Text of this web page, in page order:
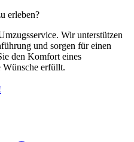
erleben?
Wir unterstützen
und sorgen für einen
den Komfort eines
Wünsche erfüllt.